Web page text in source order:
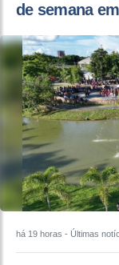
de semana
há 19 horas - Últimas